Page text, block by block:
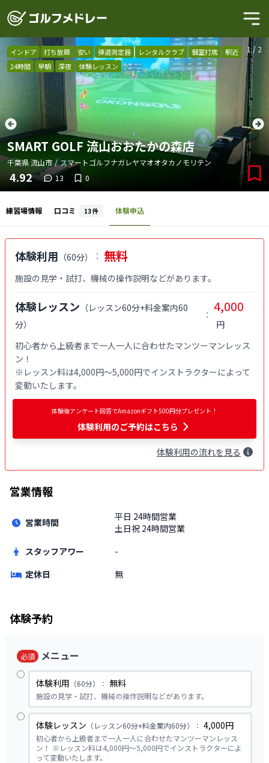
1/ 2
インドア 打ち放題 安い 弾道測定器 レンタルクラブ 個室打席
駅近
24時間
早朝 深夜 体験レッスン
SMART GOLF 流山おおたかの森店
千葉県流山市 / スマートゴルフナガレヤマオオタカノモリテン
4.92 13 0
練習場情報 口コミ 13件 体験申込
体験利用 （60分） ： 無料
施設の見学・試打、機械の操作説明などがあります。
体験レッスン （レッスン60分+料金案内60
分）
： 4,000
円
初心者から上級者まで一人一人に合わせたマンツーマンレッス
ン！
※レッスン料は4,000円〜5,000円でインストラクターによって
変動いたします。
体験後アンケート回答でAmazonギフト500円分プレゼント！
体験利用のご予約はこちら
体験利用の流れを見る
営業情報
営業時間 平日 24時間営業
土日祝 24時間営業
スタッフアワー
-
定休日
無
体験予約
必須 メニュー
体験利用 （60分） ： 無料
施設の見学・試打、機械の操作説明などがあります。
体験レッスン （ レッスン60分+料金案内60分） ： 4,000円
初心者から上級者まで一人一人に合わせたマンツーマンレッス
ン！ ※レッスン料は4,000円〜5,000円でインストラクターによ
って変動いたします。